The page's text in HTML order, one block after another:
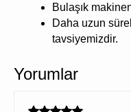
Bulaşık
Daha uzun
tavsiyemizdir.
Yorumlar